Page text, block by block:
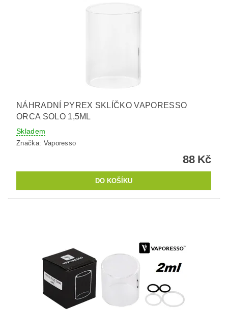
NÁHRADNÍ PYREX SKLÍČKO VAPORESSO
ORCA SOLO 1,5ML
Skladem
Značka: Vaporesso
88 Kč